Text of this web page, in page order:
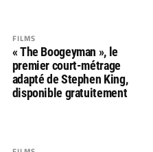
FILMS
« The Boogeyman », le
premier court-métrage
adapté de Stephen King,
disponible gratuitement